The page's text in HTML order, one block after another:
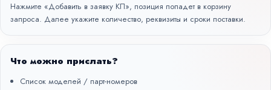
Нажмите «Добавить в заявку КП», позиция попадет в корзину
запроса. Далее укажите количество, реквизиты и сроки поставки.
Что можно прислать?
Список моделей / парт-номеров